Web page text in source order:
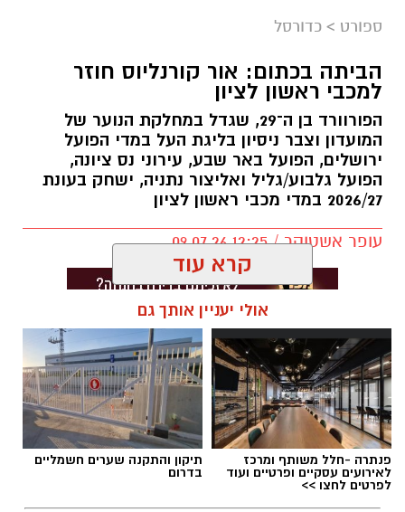
ספורט > כדורסל
הביתה בכתום: אור קורנליוס חוזר
למכבי ראשון לציון
הפורוורד בן ה־29, שגדל במחלקת הנוער של
המועדון וצבר ניסיון בליגת העל במדי הפועל
ירושלים, הפועל באר שבע, עירוני נס ציונה,
הפועל גלבוע/גליל ואליצור נתניה, ישחק בעונת
2026/27 במדי מכבי ראשון לציון
עופר אשטוקר / 12:25 09.07.26
תגים:מכבי ראשון לציון אור קורלניוס
קרא עוד
אולי יעניין אותך גם
פנתרה -חלל משותף ומרכז
לאירועים עסקיים ופרטיים ועוד
לפרטים לחצו >>
תיקון והתקנה שערים חשמליים
בדרום